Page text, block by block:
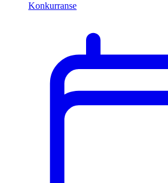
Konkurranse